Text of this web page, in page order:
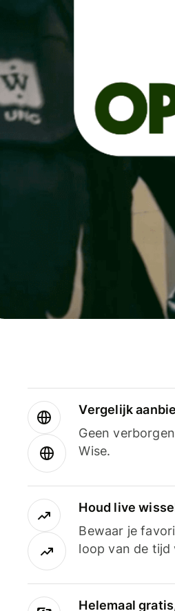
Vergelijk
Geen
Wise.
Houd live
Bewaar je
loop van de tijd
Helemaal